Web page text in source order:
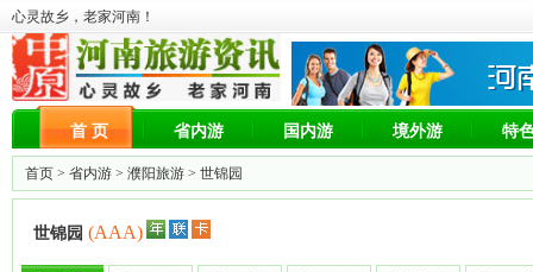
心灵故乡，老家河南！
首 页 省内游 国内游 境外游 特
首页 > 省内游 > 濮阳旅游 > 世锦园
世锦园 (AAA)